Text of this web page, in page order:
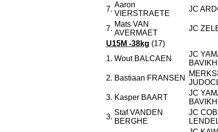
7.
Aaron
VIERSTRAETE
JC
7.
Mats VAN
AVERMAET
JC
U15M -38kg (17)
1. Wout BALCAEN
JC
2. Bastiaan FRANSEN
3. Kasper BAART
JC
3.
Staf VANDEN
BERGHE
JC